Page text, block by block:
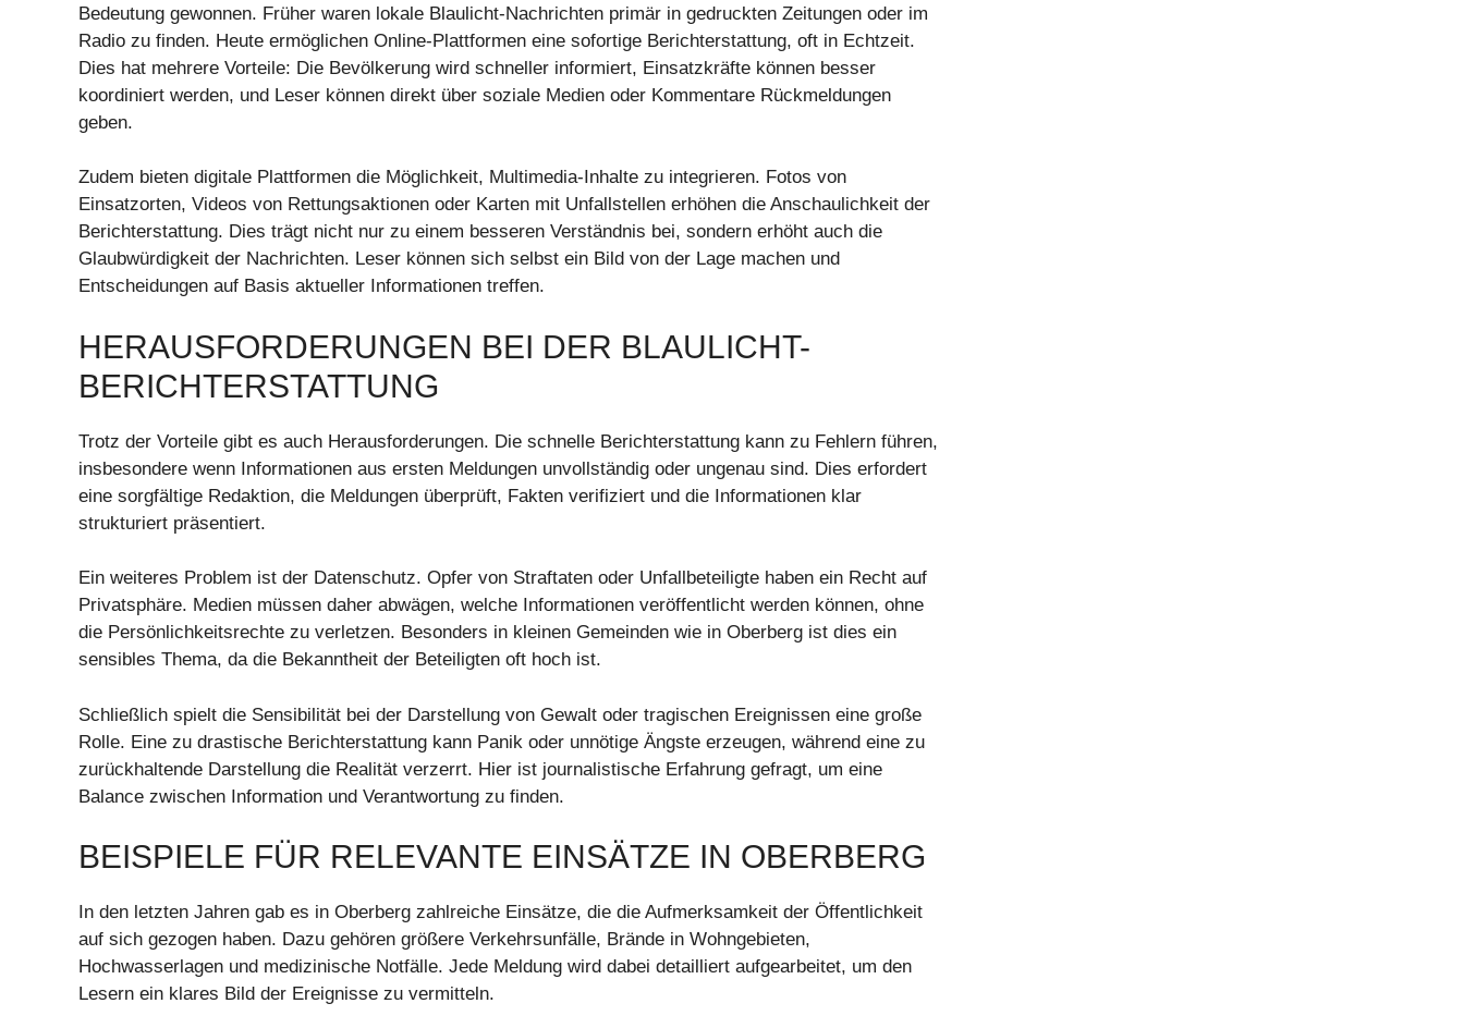
Bedeutung gewonnen. Früher waren lokale Blaulicht-Nachrichten primär in gedruckten Zeitungen oder im
Radio zu finden. Heute ermöglichen Online-Plattformen eine sofortige Berichterstattung, oft in Echtzeit.
Dies hat mehrere Vorteile: Die Bevölkerung wird schneller informiert, Einsatzkräfte können besser
koordiniert werden, und Leser können direkt über soziale Medien oder Kommentare Rückmeldungen
geben.
Zudem bieten digitale Plattformen die Möglichkeit, Multimedia-Inhalte zu integrieren. Fotos von
Einsatzorten, Videos von Rettungsaktionen oder Karten mit Unfallstellen erhöhen die Anschaulichkeit der
Berichterstattung. Dies trägt nicht nur zu einem besseren Verständnis bei, sondern erhöht auch die
Glaubwürdigkeit der Nachrichten. Leser können sich selbst ein Bild von der Lage machen und
Entscheidungen auf Basis aktueller Informationen treffen.
HERAUSFORDERUNGEN BEI DER BLAULICHT-
BERICHTERSTATTUNG
Trotz der Vorteile gibt es auch Herausforderungen. Die schnelle Berichterstattung kann zu Fehlern führen,
insbesondere wenn Informationen aus ersten Meldungen unvollständig oder ungenau sind. Dies erfordert
eine sorgfältige Redaktion, die Meldungen überprüft, Fakten verifiziert und die Informationen klar
strukturiert präsentiert.
Ein weiteres Problem ist der Datenschutz. Opfer von Straftaten oder Unfallbeteiligte haben ein Recht auf
Privatsphäre. Medien müssen daher abwägen, welche Informationen veröffentlicht werden können, ohne
die Persönlichkeitsrechte zu verletzen. Besonders in kleinen Gemeinden wie in Oberberg ist dies ein
sensibles Thema, da die Bekanntheit der Beteiligten oft hoch ist.
Schließlich spielt die Sensibilität bei der Darstellung von Gewalt oder tragischen Ereignissen eine große
Rolle. Eine zu drastische Berichterstattung kann Panik oder unnötige Ängste erzeugen, während eine zu
zurückhaltende Darstellung die Realität verzerrt. Hier ist journalistische Erfahrung gefragt, um eine
Balance zwischen Information und Verantwortung zu finden.
BEISPIELE FÜR RELEVANTE EINSÄTZE IN OBERBERG
In den letzten Jahren gab es in Oberberg zahlreiche Einsätze, die die Aufmerksamkeit der Öffentlichkeit
auf sich gezogen haben. Dazu gehören größere Verkehrsunfälle, Brände in Wohngebieten,
Hochwasserlagen und medizinische Notfälle. Jede Meldung wird dabei detailliert aufgearbeitet, um den
Lesern ein klares Bild der Ereignisse zu vermitteln.